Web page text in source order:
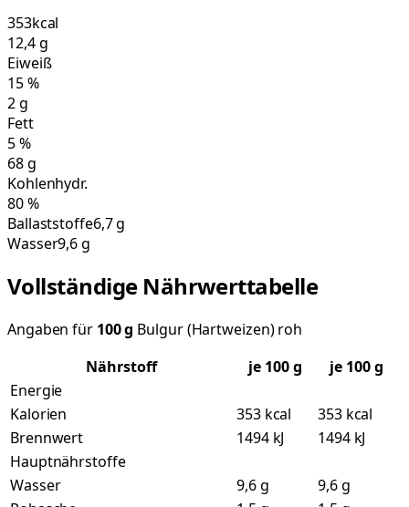
353kcal
12,4g
Eiweiß
15%
2g
Fett
5%
68g
Kohlenhydr.
80%
Ballaststoffe6,7 g
Wasser9,6 g
Vollständige Nährwerttabelle
Angaben für 100g Bulgur (Hartweizen) roh
Nährstoff
je 100g
je 100 g
Energie
Kalorien
353 kcal
353 kcal
Brennwert
1494 kJ
1494 kJ
Hauptnährstoffe
Wasser
9,6 g
9,6 g